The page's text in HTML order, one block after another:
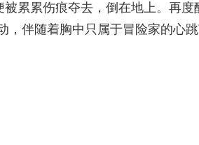
累累伤痕夺去，倒在地上。再度
伴随着胸中只属于冒险家的心